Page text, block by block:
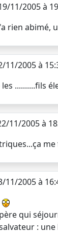
11/2005 à
rien abimé,
11/2005 à
..........fils
11/2005 à
11/2005 à
qui
: